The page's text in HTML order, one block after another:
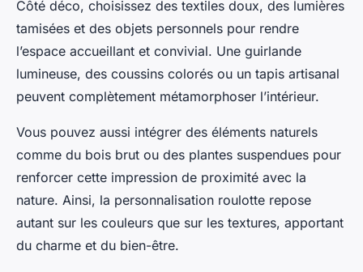
Côté déco, choisissez des textiles doux, des lumières
tamisées et des objets personnels pour rendre
l’espace accueillant et convivial. Une guirlande
lumineuse, des coussins colorés ou un tapis artisanal
peuvent complètement métamorphoser l’intérieur.
Vous pouvez aussi intégrer des éléments naturels
comme du bois brut ou des plantes suspendues pour
renforcer cette impression de proximité avec la
nature. Ainsi, la personnalisation roulotte repose
autant sur les couleurs que sur les textures, apportant
du charme et du bien-être.